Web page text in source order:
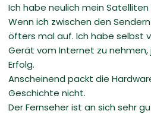
Ich habe neulich mein
Wenn ich zwischen den
öfters mal auf. Ich habe selbst
Gerät vom Internet zu
Erfolg.
Anscheinend packt die
Geschichte nicht.
Der Fernseher ist an sich sehr